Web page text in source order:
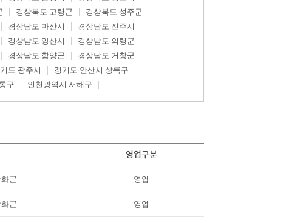
경상북도 고령군
경상북도 성주군
경상남도 마산시
경상남도 진주시
경상남도 양산시
경상남도 의령군
경상남도 함양군
경상남도 거창군
도 광주시
경기도 안산시 상록구
구 인천광역시 서해구
영업구분
군 영업
군 영업